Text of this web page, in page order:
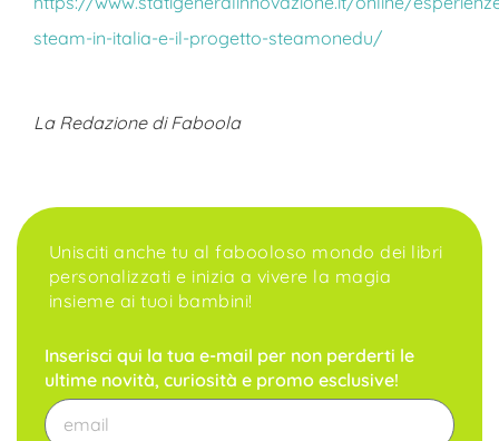
steam-in-italia-e-il-progetto-steamonedu/
La Redazione di Faboola
Unisciti anche tu al fabooloso mondo dei libri
personalizzati e inizia a vivere la magia
insieme ai tuoi bambini!
Inserisci qui la tua e-mail per non perderti le
ultime novità, curiosità e promo esclusive!